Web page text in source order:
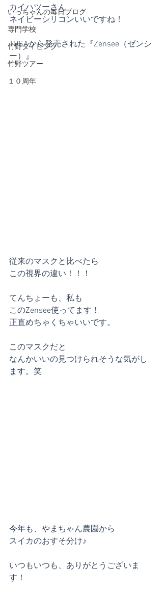
いっちゃんの毎日ブログ
専門学校
竹野ダイビング
竹野ツアー
１０周年
カイハツーさん
ネイビーシリコンいいですね！
TUSAから発売された『Zensee（ゼンシ
ー）』
従来のマスクと比べたら
この視界の違い！！！
てんちょーも、私も
このZensee使ってます！
正直めちゃくちゃいいです。
このマスクだと
なんかいいの見つけられそうな気がし
ます。笑
今年も、やまちゃん農園から
スイカのおすそ分け♪
いつもいつも、ありがとうございま
す！